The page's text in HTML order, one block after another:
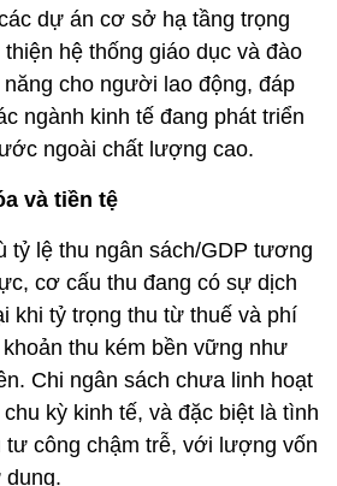
dự án cơ sở hạ tầng trọng
hệ thống giáo dục và đào
cho người lao động, đáp
ngành kinh tế đang phát triển
ngoài chất lượng cao.
và tiền tệ
tỷ lệ thu ngân sách/GDP tương
cơ cấu thu đang có sự dịch
khi tỷ trọng thu từ thuế và phí
thu kém bền vững như
Chi ngân sách chưa linh hoạt
kỳ kinh tế, và đặc biệt là tình
tư công chậm trễ, với lượng vốn